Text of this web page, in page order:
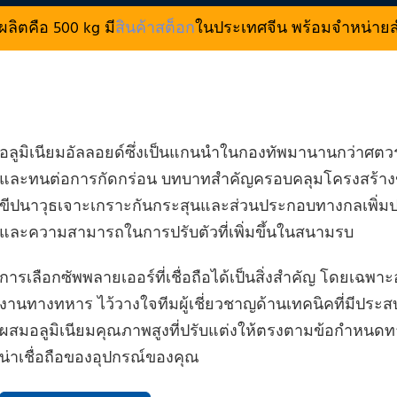
ตคือ 500 kg มีสินค้าสต็อกในประเทศจีน พร้อมจำหน่า
อลูมิเนียมอัลลอยด์ซึ่งเป็นแกนนําในกองทัพมานานกว่าศ
และทนต่อการกัดกร่อน บทบาทสําคัญครอบคลุมโครงสร้าง
ขีปนาวุธเจาะเกราะกันกระสุนและส่วนประกอบทางกลเพิ่
และความสามารถในการปรับตัวที่เพิ่มขึ้นในสนามรบ
การเลือกซัพพลายเออร์ที่เชื่อถือได้เป็นสิ่งสําคัญ โดยเฉพ
งานทางทหาร ไว้วางใจทีมผู้เชี่ยวชาญด้านเทคนิคที่มีปร
ผสมอลูมิเนียมคุณภาพสูงที่ปรับแต่งให้ตรงตามข้อกําหนด
น่าเชื่อถือของอุปกรณ์ของคุณ